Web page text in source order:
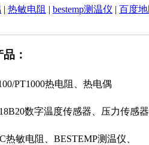
| 热敏电阻 | bestemp测温仪 | 百度
：
PT1000热电阻、热电偶
数字温度传感器、压力传感器
热敏电阻、BESTEMP测温仪、